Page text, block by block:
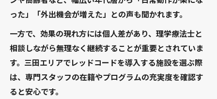
った」「外出機会が増えた」との声も聞かれます。
一方で、効果の現れ方には個人差があり、理学療法士と
相談しながら無理なく継続することが重要とされていま
す。三田エリアでレッドコードを導入する施設を選ぶ際
は、専門スタッフの在籍やプログラムの充実度を確認す
ると安心です。